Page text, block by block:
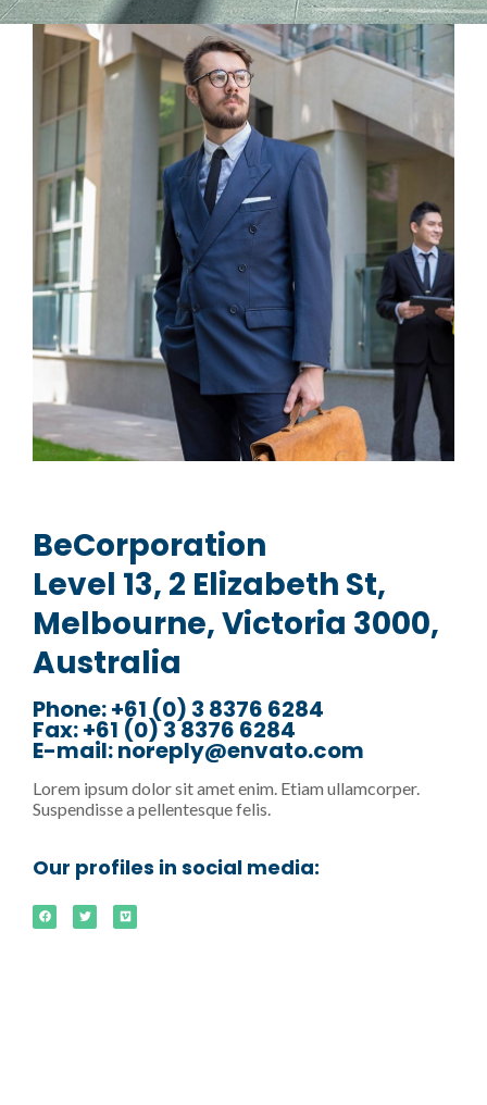
BeCorporation
Level 13, 2 Elizabeth St,
Melbourne, Victoria 3000,
Australia
Phone:+61 (0) 3 8376 6284
Fax:+61 (0) 3 8376 6284
E-mail:noreply@envato.com
Lorem ipsum dolor sit amet enim. Etiam ullamcorper.
Suspendisse a pellentesque felis.
Our profiles in social media: